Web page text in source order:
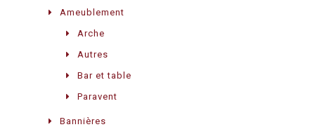
Ameublement
Arche
Autres
Bar et table
Paravent
Bannières